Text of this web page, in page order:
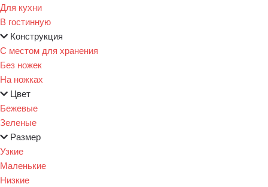
Для кухни
В гостинную
Конструкция
С местом для хранения
Без ножек
На ножках
Цвет
Бежевые
Зеленые
Размер
Узкие
Маленькие
Низкие